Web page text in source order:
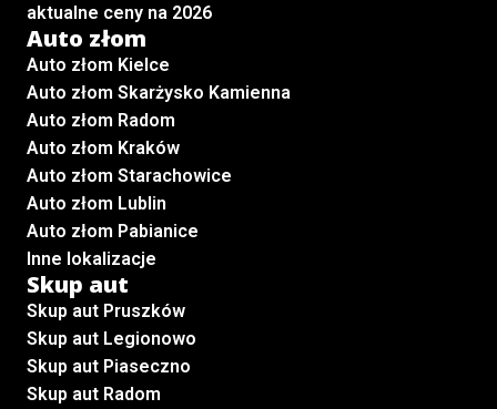
aktualne ceny na 2026
Auto złom
Auto złom Kielce
Auto złom Skarżysko Kamienna
Auto złom Radom
Auto złom Kraków
Auto złom Starachowice
Auto złom Lublin
Auto złom Pabianice
Inne lokalizacje
Skup aut
Skup aut Pruszków
Skup aut Legionowo
Skup aut Piaseczno
Skup aut Radom